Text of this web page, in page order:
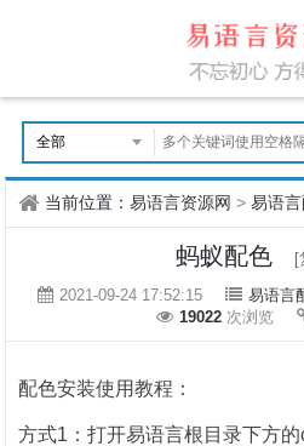
当前位置：易语言资源网 >易语
蚂蚁配色
[
2021-09-24 17:52:15
易语言
19022 次浏览
配色安装使用教程：
方式1：打开易语言根目录下方